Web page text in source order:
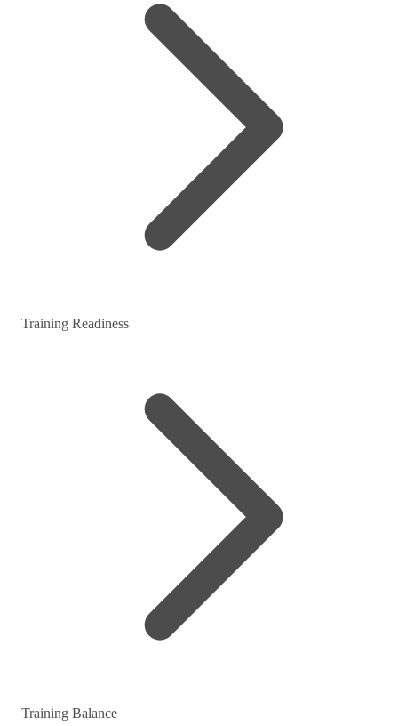
Training Readiness
Training Balance